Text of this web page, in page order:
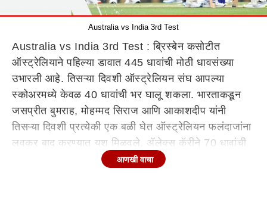
Australia vs India 3rd Test
Australia vs India 3rd Test : ब्रिस्बेन कसोटीत
ऑस्ट्रेलियाने पहिल्या डावात 445 धावांची मोठी धावसंख्या
उभारली आहे. तिसऱ्या दिवशी ऑस्ट्रेलियन संघ आपल्या
स्कोअरमध्ये केवळ 40 धावांची भर घालू शकला. भारताकडून
जसप्रीत बुमराह, मोहम्मद सिराज आणि आकाशदीप यांनी
तिसऱ्या दिवशी प्रत्येकी एक बळी घेत ऑस्ट्रेलियन फलंदाजांना
लवकर बाद करण्यात यश मिळवले. ॲलेक्स कॅरीने 70 धावांची
खेळी खेळली, तर दुसऱ्या दिवशी ऑस्ट्रेलियाकडून ट्रॅव्हिस हेड
आणखी वाचा